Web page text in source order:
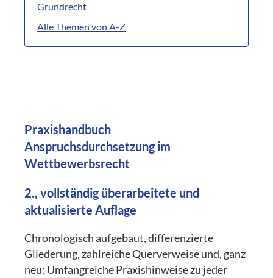
Grundrecht
Alle Themen von A-Z
Praxishandbuch
Anspruchsdurchsetzung im
Wettbewerbsrecht
2., vollständig überarbeitete und
aktualisierte Auflage
Chronologisch aufgebaut, differenzierte
Gliederung, zahlreiche Querverweise und, ganz
neu: Umfangreiche Praxishinweise zu jeder